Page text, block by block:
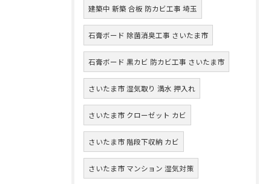
建築中 新築 合板 防カビ工事 埼玉
石膏ボード 除菌消臭工事 さいたま市
石膏ボード 黒カビ 防カビ工事 さいたま市
さいたま市 湿気取り 満水 押入れ
さいたま市 クローゼット カビ
さいたま市 階段下収納 カビ
さいたま市 マンション 湿気対策